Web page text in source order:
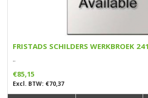
FRISTADS SCHILDERS WERKBROEK
..
€85,15
Excl. BTW: €70,37